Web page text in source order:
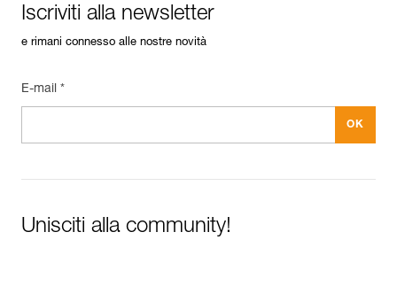
Iscriviti alla newsletter
e rimani connesso alle nostre novità
E-mail *
Unisciti alla community!